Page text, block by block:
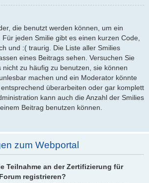
die benutzt werden können, um ein
jeden Smilie gibt es einen kurzen Code,
und :( traurig. Die Liste aller Smilies
eines Beitrags sehen. Versuchen Sie
nicht zu häufig zu benutzen, sie können
machen und ein Moderator könnte
überarbeiten oder gar komplett
kann auch die Anzahl der Smilies
Beitrag benutzen können.
zum Webportal
Teilnahme an der Zertifizierung für
registrieren?